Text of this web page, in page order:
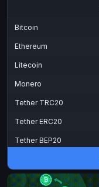
Bitcoin
Ethereum
Litecoin
Monero
Tether TRC20
Tether ERC20
Tether BEP20
Toncoin